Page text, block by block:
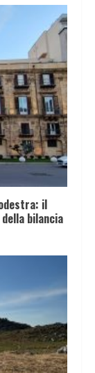
il
bilancia